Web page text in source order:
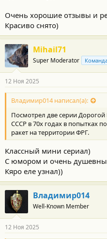
Очень хорошие отзывы и
Красиво снято)
Mihail71
Super Moderator
12 Ноя 2025
Владимир014 написал(а):
Посмотрел две серии
СССР в 70х годах в попытках
ракет на территории ФРГ.
Классный мини сериал)
С юмором и очень
Кяро еле узнал))
Владимир014
Well-Known Member
12 Ноя 2025